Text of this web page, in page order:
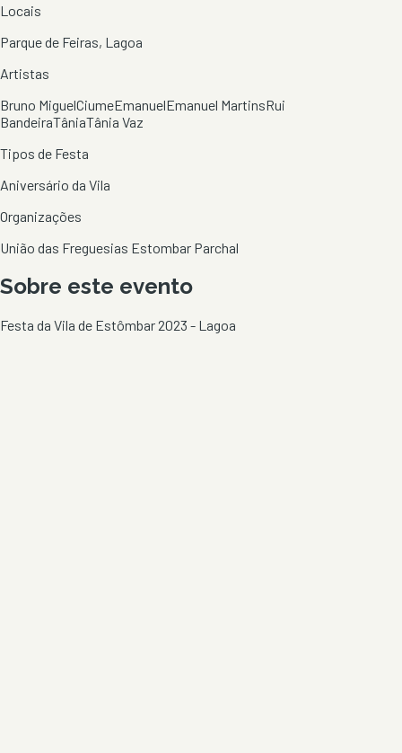
Locais
Parque de Feiras, Lagoa
Artistas
Bruno MiguelCiumeEmanuelEmanuel MartinsRui
BandeiraTâniaTânia Vaz
Tipos de Festa
Aniversário da Vila
Organizações
União das Freguesias Estombar Parchal
Sobre este evento
Festa da Vila de Estômbar 2023 - Lagoa